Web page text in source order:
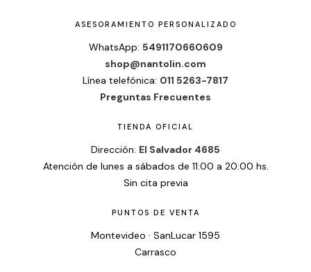
ASESORAMIENTO PERSONALIZADO
WhatsApp: 5491170660609
shop@nantolin.com
Línea telefónica: 011 5263-7817
Preguntas Frecuentes
TIENDA OFICIAL
Dirección: El Salvador 4685
Atención de lunes a sábados de 11:00 a 20:00 hs.
Sin cita previa
PUNTOS DE VENTA
Montevideo · SanLucar 1595
Carrasco